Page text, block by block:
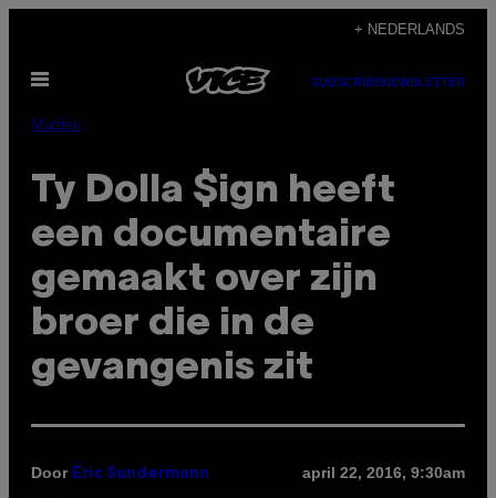
de
inhoud
+ NEDERLANDS
Open
SUBSCRIBENEWSLETTER
Muziek
Ty Dolla $ign heeft
een documentaire
gemaakt over zijn
broer die in de
gevangenis zit
Door Eric Sundermann april 22, 2016, 9:30am